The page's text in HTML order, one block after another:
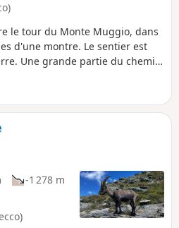
le tour du Monte Muggio, dans
d'une montre. Le sentier est
Une grande partie du chemin
et de la Valteline.
-1 278 m